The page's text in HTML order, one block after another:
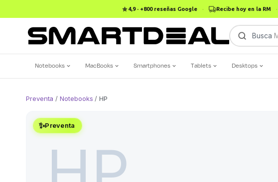
4,9 · +800 reseñas Google · Recibe hoy en la RM ·
Busca
Notebooks MacBooks Smartphones Tablets Desktops
Preventa /Notebooks /HP
✨Preventa